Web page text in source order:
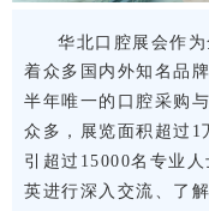
华北口腔展会作
着众多国内外知名品
半年唯一的口腔采购
众多，展览面积超过1
引超过15000名专业
英进行深入交流、了